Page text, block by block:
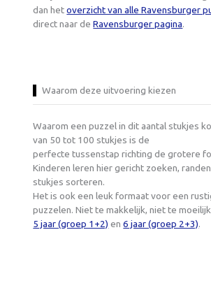
dan hetoverzicht van alle Ravensburger
direct naar deRavensburger pagina.
Waarom deze uitvoering kiezen
Waarom een puzzel in dit aantal stukjes
van 50 tot 100 stukjes is de
perfecte tussenstap richting de grotere
Kinderen leren hier gericht zoeken,
stukjes sorteren.
Het is ook een leuk formaat voor een
puzzelen. Niet te makkelijk, niet te
5 jaar (groep 1+2) en6 jaar (groep 2+3).